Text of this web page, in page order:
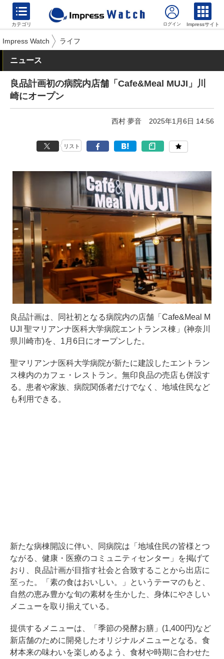
カテゴリ Impressサイト
Impress Watch ライフ
ニュース
良品計画初の病院内店舗「Cafe&Meal MUJI」川
崎にオープン
西村 夢音 2025年1月6日 14:56
リスト
良品計画は、同社初となる病院内の店舗「Cafe&Meal M
UJI 聖マリアンナ医科大学病院エントランス棟」(神奈川
県川崎市)を、1月6日にオープンした。
聖マリアンナ医科大学病院が新たに建設したエントラン
ス棟内のカフェ・レストラン。無印良品の売店も併設す
る。患者や家族、病院関係者だけでなく、地域住民など
も利用できる。
新たな病棟開設に伴い、同病院は「地域住民の皆様とつ
ながる、健康・医療のコミュニティセンター」を掲げて
おり、良品計画が目指す社会と合致することから出店に
至った。「素の食はおいしい。」というテーマのもと、
自然の恵み豊かな旬の素材を生かした、身体にやさしい
メニューを取り揃えている。
提供するメニューは、「季節の発酵お膳」(1,400円)など
新店舗のために開発したオリジナルメニューとなる。食
材本来の味わいを楽しめるよう、食材や時期に合わせた